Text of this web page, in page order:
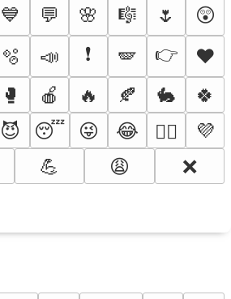
💙 💬 🌸 🎼 🌷
😲
🫧 📣 ❗ 🪽 👉
♥️
🥊 🍎 🔥 🍂 🐇
🍀
😈 😴 😜 😂 ❤️‍🔥
💜
💪 😩 ❌